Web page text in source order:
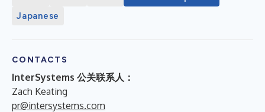
Japanese
CONTACTS
InterSystems 公关联系人：
Zach Keating
pr@intersystems.com